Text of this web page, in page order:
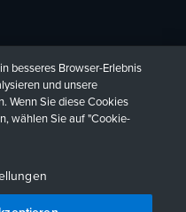
日本語
besseres Browser-Erlebnis
und unsere
Wenn Sie diese Cookies
wählen Sie auf "Cookie-